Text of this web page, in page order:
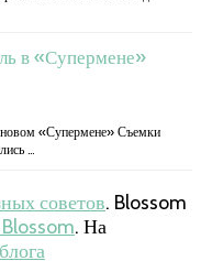
в «Супермене»
новом «Супермене» Съемки
…
советов. Blossom
. На